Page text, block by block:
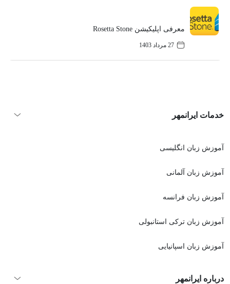
معرفی اپلیکیشن Rosetta Stone
27 مرداد 1403
خدمات ایرانمهر
آموزش زبان انگلیسی
آموزش زبان آلمانی
آموزش زبان فرانسه
آموزش زبان ترکی استانبولی
آموزش زبان اسپانیایی
درباره ایرانمهر